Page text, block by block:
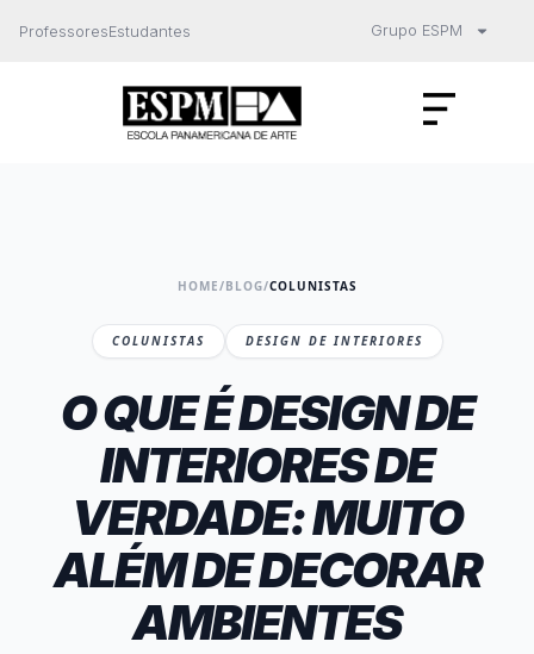
ProfessoresEstudantes Grupo ESPM
HOME/BLOG/COLUNISTAS
COLUNISTAS DESIGN DE INTERIORES
O QUE É DESIGN DE
INTERIORES DE
VERDADE: MUITO
ALÉM DE DECORAR
AMBIENTES